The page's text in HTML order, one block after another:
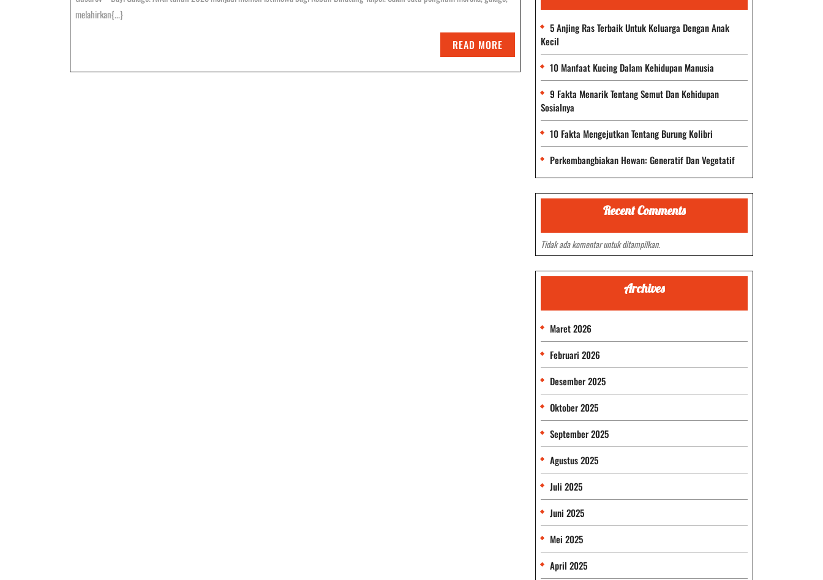
Baru
melahirkan{...}
READ MORE
MORE
5 Anjing Ras Terbaik Untuk Keluarga Dengan Anak
Kecil
10 Manfaat Kucing Dalam Kehidupan Manusia
9 Fakta Menarik Tentang Semut Dan Kehidupan
Sosialnya
10 Fakta Mengejutkan Tentang Burung Kolibri
Perkembangbiakan Hewan: Generatif Dan Vegetatif
Recent Comments
Tidak ada komentar untuk ditampilkan.
Archives
Maret 2026
Februari 2026
Desember 2025
Oktober 2025
September 2025
Agustus 2025
Juli 2025
Juni 2025
Mei 2025
April 2025